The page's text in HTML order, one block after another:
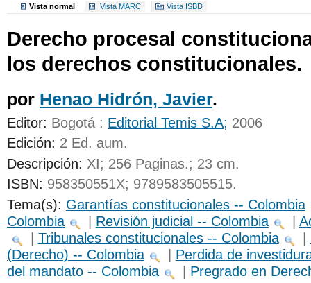
SISTEMAS
DE
BIBLIOTECAS
Vista normal Vista MARC Vista ISBD
Derecho procesal
los derechos constitucionales.
por Henao Hidrón, Javier.
Editor: Bogotá : Editorial Temis S.A; 2006
Edición: 2 Ed. aum.
Descripción: XI; 256 Paginas.; 23 cm.
ISBN: 958350551X; 9789583505515.
Tema(s): Garantías constitucionales -- Colombia
Colombia
Revisión judicial -- Colombia
Tribunales constitucionales -- Colombia
(Derecho) -- Colombia
Perdida de
del mandato -- Colombia
Pregrado en